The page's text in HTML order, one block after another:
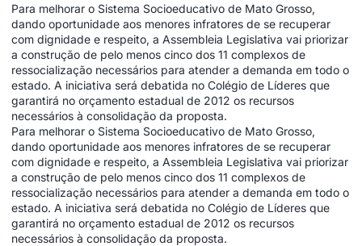
Para melhorar o Sistema Socioeducativo de Mato Grosso,
dando oportunidade aos menores infratores de se recuperar
com dignidade e respeito, a Assembleia Legislativa vai priorizar
a construção de pelo menos cinco dos 11 complexos de
ressocialização necessários para atender a demanda em todo o
estado. A iniciativa será debatida no Colégio de Líderes que
garantirá no orçamento estadual de 2012 os recursos
necessários à consolidação da proposta.
Para melhorar o Sistema Socioeducativo de Mato Grosso,
dando oportunidade aos menores infratores de se recuperar
com dignidade e respeito, a Assembleia Legislativa vai priorizar
a construção de pelo menos cinco dos 11 complexos de
ressocialização necessários para atender a demanda em todo o
estado. A iniciativa será debatida no Colégio de Líderes que
garantirá no orçamento estadual de 2012 os recursos
necessários à consolidação da proposta.